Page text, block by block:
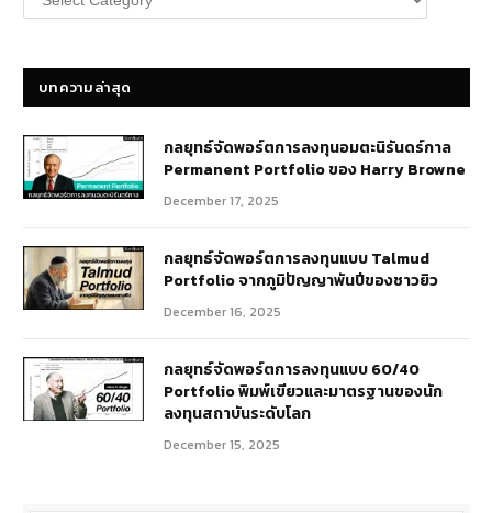
หมู่
บทความล่าสุด
กลยุทธ์​จัดพอร์ตการลงทุนอมตะนิรันดร์กาล
Permanent Portfolio ของ Harry Browne
December 17, 2025
กลยุทธ์จัดพอร์ตการลงทุนแบบ Talmud
Portfolio จากภูมิปัญญาพันปีของชาวยิว
December 16, 2025
กลยุทธ์จัดพอร์ตการลงทุนแบบ 60/40
Portfolio พิมพ์เขียวและมาตรฐานของนัก
ลงทุนสถาบันระดับโลก
December 15, 2025